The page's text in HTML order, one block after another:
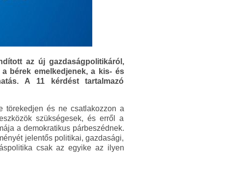
az új gazdaságpolitikáról,
bérek emelkedjenek, a kis- és
A 11 kérdést tartalmazó
törekedjen és ne csatlakozzon a
szükségesek, és erről a
a demokratikus párbeszédnek.
jelentős politikai, gazdasági,
csak az egyike az ilyen